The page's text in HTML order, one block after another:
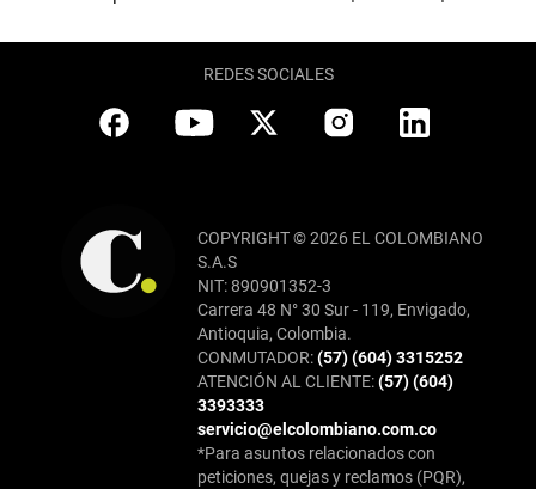
REDES SOCIALES
COPYRIGHT © 2026 EL COLOMBIANO
S.A.S
NIT: 890901352-3
Carrera 48 N° 30 Sur - 119, Envigado,
Antioquia, Colombia.
CONMUTADOR:(57) (604) 3315252
ATENCIÓN AL CLIENTE:(57) (604)
3393333
servicio@elcolombiano.com.co
*Para asuntos relacionados con
peticiones, quejas y reclamos (PQR),